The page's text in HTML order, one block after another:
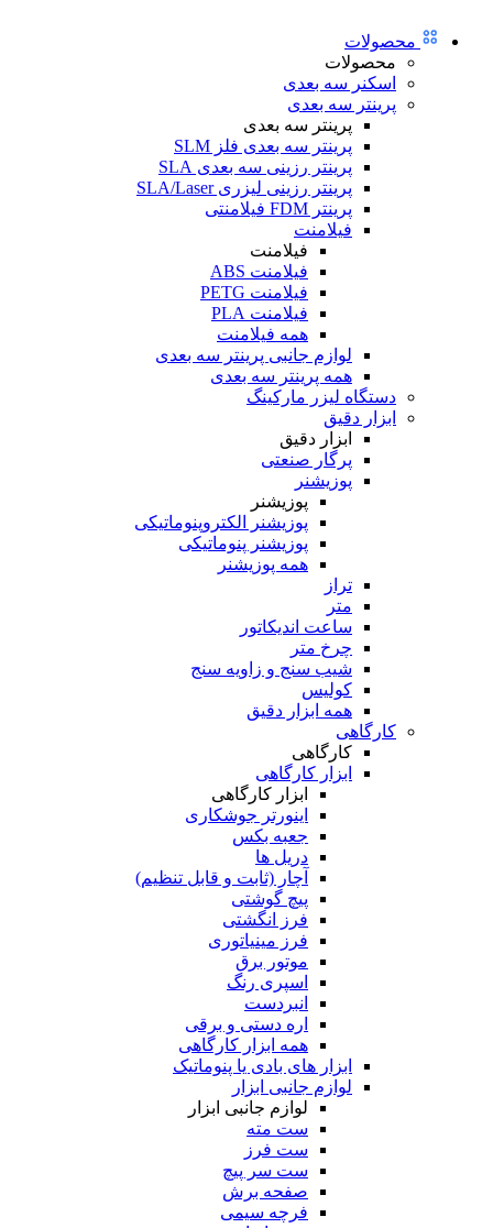
محصولات
محصولات
اسکنر سه بعدی
پرینتر سه بعدی
پرینتر سه بعدی
پرینتر سه بعدی فلز SLM
پرینتر رزینی سه بعدی SLA
پرینتر رزینی لیزری SLA/Laser
پرینتر FDM فیلامنتی
فیلامنت
فیلامنت
فیلامنت ABS
فیلامنت PETG
فیلامنت PLA
همه فیلامنت
لوازم جانبی پرینتر سه بعدی
همه پرینتر سه بعدی
دستگاه لیزر مارکینگ
ابزار دقیق
ابزار دقیق
پرگار صنعتی
پوزیشنر
پوزیشنر
پوزیشنر الکتروپنوماتیکی
پوزیشنر پنوماتیکی
همه پوزیشنر
تراز
متر
ساعت اندیکاتور
چرخ متر
شیب سنج و زاویه سنج
کولیس
همه ابزار دقیق
کارگاهی
کارگاهی
ابزار کارگاهی
ابزار کارگاهی
اینورتر جوشکاری
جعبه بکس
دریل ها
آچار (ثابت و قابل تنظیم)
پیچ گوشتی
فرز انگشتی
فرز مینیاتوری
موتور برق
اسپری رنگ
انبردست
اره دستی و برقی
همه ابزار کارگاهی
ابزار های بادی یا پنوماتیک
لوازم جانبی ابزار
لوازم جانبی ابزار
ست مته
ست فرز
ست سر پیچ
صفحه برش
فرچه سیمی